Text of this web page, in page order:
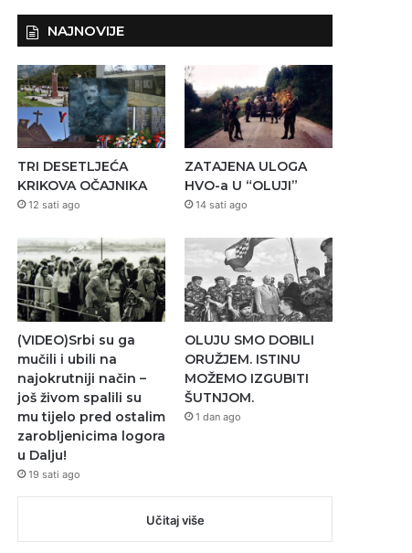
NAJNOVIJE
TRI DESETLJEĆA
KRIKOVA OČAJNIKA
12 sati ago
ZATAJENA ULOGA
HVO-a U “OLUJI”
14 sati ago
(VIDEO)Srbi su ga
mučili i ubili na
najokrutniji način –
još živom spalili su
mu tijelo pred ostalim
zarobljenicima logora
u Dalju!
19 sati ago
OLUJU SMO DOBILI
ORUŽJEM. ISTINU
MOŽEMO IZGUBITI
ŠUTNJOM.
1 dan ago
Učitaj više